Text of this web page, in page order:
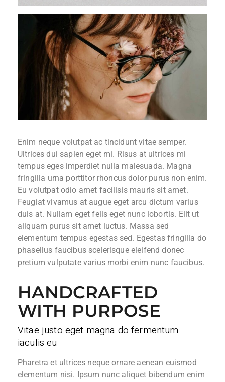
Enim neque volutpat ac tincidunt vitae semper.
Ultrices dui sapien eget mi. Risus at ultrices mi
tempus eges imperdiet nulla malesuada. Magna
fringilla urna porttitor rhoncus dolor purus non enim.
Eu volutpat odio amet facilisis mauris sit amet.
Feugiat vivamus at augue eget arcu dictum varius
duis at. Nullam eget felis eget nunc lobortis. Elit ut
aliquam purus sit amet luctus. Massa sed
elementum tempus egestas sed. Egestas fringilla do
phasellus faucibus scelerisque eleifend donec
pretium vulputate varius morbi enim nunc faucibus.
HANDCRAFTED
WITH PURPOSE
Vitae justo eget magna do fermentum
iaculis eu
Pharetra et ultrices neque ornare aenean euismod
elementum nisi. Ipsum nunc aliquet bibendum enim